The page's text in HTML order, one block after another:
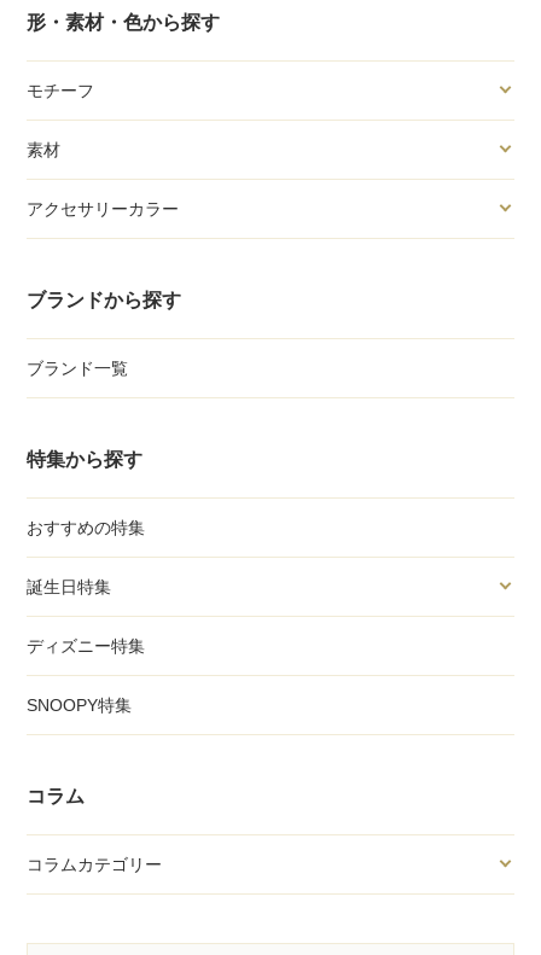
形・素材・色から探す
モチーフ
素材
アクセサリーカラー
ブランドから探す
ブランド一覧
特集から探す
おすすめの特集
誕生日特集
ディズニー特集
SNOOPY特集
コラム
コラムカテゴリー